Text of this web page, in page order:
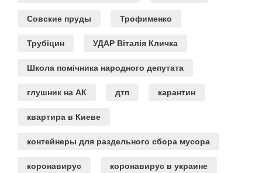
Совские пруды Трофименко
Трубіцин УДАР Віталія Кличка
Школа помічника народного депутата
глушник на АК дтп карантин
квартира в Киеве
контейнеры для раздельного сбора мусора
коронавирус коронавирус в украине